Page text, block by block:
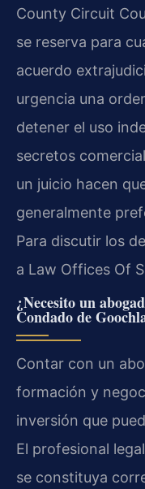
County Circuit
se reserva para
acuerdo
urgencia una
detener el uso
secretos
un juicio hacen
generalmente
Para discutir los
a Law Offices Of
¿Necesito un
Condado de
Contar con un
formación y
inversión que
El profesional
se constituya